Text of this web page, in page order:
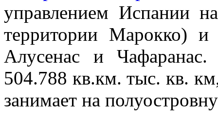
управлением Испании
территории Марокко)
Алусенас и
504.788 кв.км. тыс. кв.
занимает на